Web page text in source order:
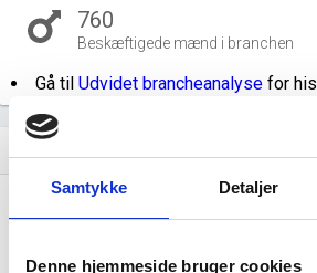
Samtykke Detaljer
Denne hjemmeside bruger cookies
760
Beskæftigede mænd i branchen
Gå til Udvidet brancheanalyse for
20